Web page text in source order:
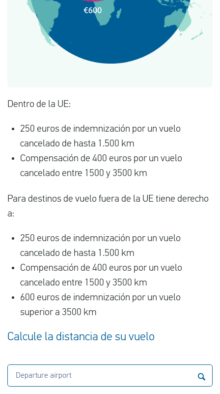
Dentro de la UE:
250 euros de indemnización por un vuelo
cancelado de hasta 1.500 km
Compensación de 400 euros por un vuelo
cancelado entre 1500 y 3500 km
Para destinos de vuelo fuera de la UE tiene derecho
a:
250 euros de indemnización por un vuelo
cancelado de hasta 1.500 km
Compensación de 400 euros por un vuelo
cancelado entre 1500 y 3500 km
600 euros de indemnización por un vuelo
superior a 3500 km
Calcule la distancia de su vuelo
Departure airport